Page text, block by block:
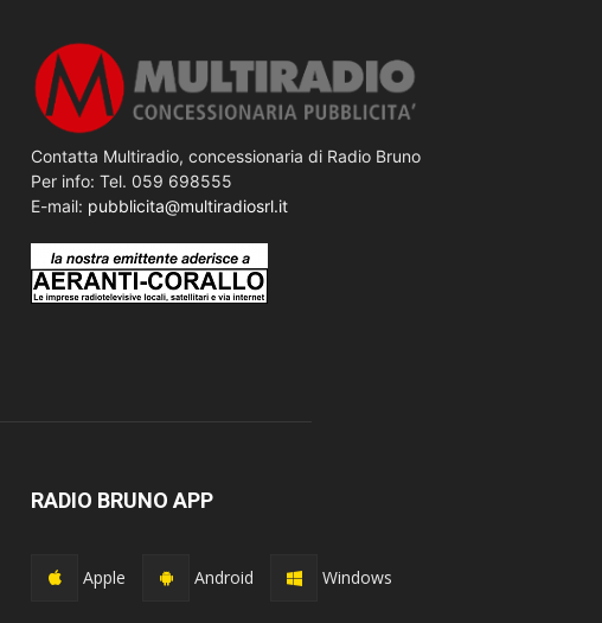
Contatta Multiradio, concessionaria di Radio Bruno
Per info: Tel. 059 698555
E-mail: pubblicita@multiradiosrl.it
RADIO BRUNO APP
Apple Android Windows